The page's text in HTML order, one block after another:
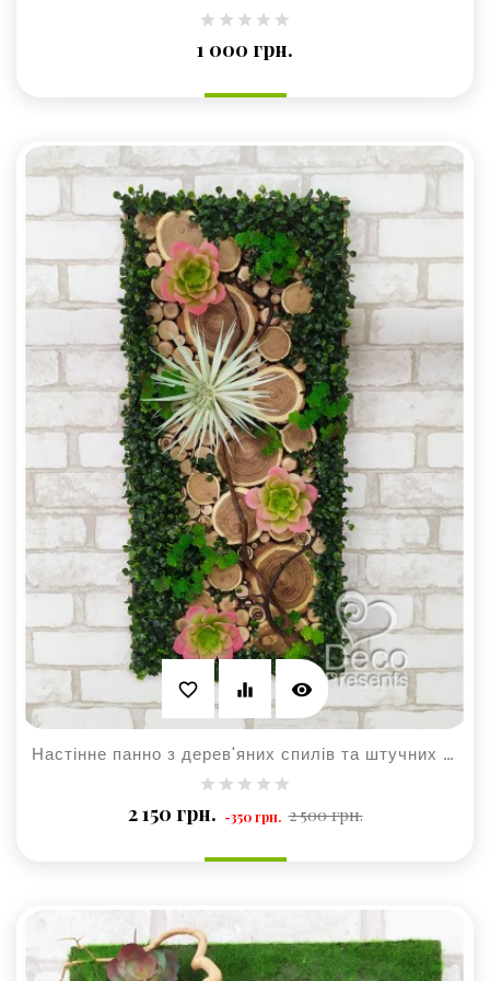
1 000 грн.
favorite_border equalizer visibility
Настінне панно з дерев'яних спилів та штучних рослин
2 150 грн. Базова
-350 грн. 2 500 грн.Ціна